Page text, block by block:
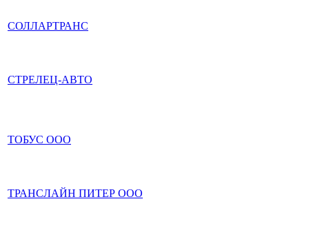
СОЛЛАРТРАНС
СТРЕЛЕЦ-АВТО
ТОБУС ООО
ТРАНСЛАЙН ПИТЕР ООО